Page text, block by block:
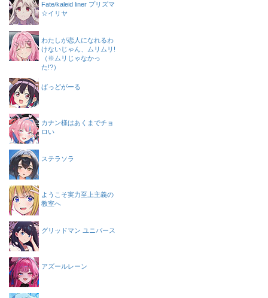
Fate/kaleid liner プリズマ
☆イリヤ
わたしが恋人になれるわ
けないじゃん、ムリムリ!
（※ムリじゃなかっ
た!?）
ばっどがーる
カナン様はあくまでチョ
ロい
ステラソラ
ようこそ実力至上主義の
教室へ
グリッドマン ユニバース
アズールレーン